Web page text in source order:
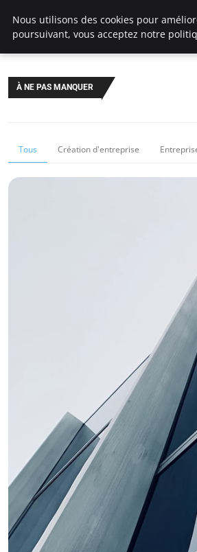
LECFCM
À NE PAS MANQUER
Tous Création d'entreprise
Nous utilisons des cookies pour
poursuivant, vous acceptez notre